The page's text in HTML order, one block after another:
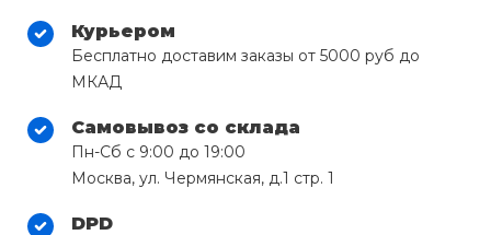
Курьером
Бесплатно доставим заказы от 5000 руб до
МКАД
Самовывоз со склада
Пн-Сб с 9:00 до 19:00
Москва, ул. Чермянская, д.1 стр. 1
DPD